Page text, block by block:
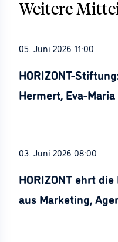
Weitere
05. Juni 2026 11:00
HORIZONT-
Hermert, Eva-
03. Juni 2026 08:00
HORIZONT ehrt
aus Marketing,